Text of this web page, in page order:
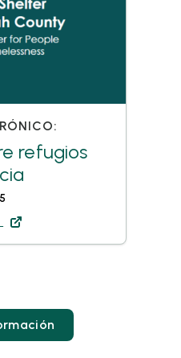
refugios